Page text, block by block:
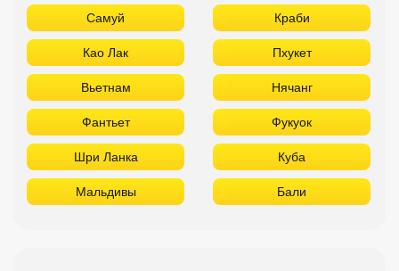
Самуй Краби
Као Лак Пхукет
Вьетнам Нячанг
Фантьет Фукуок
Шри Ланка Куба
Мальдивы Бали